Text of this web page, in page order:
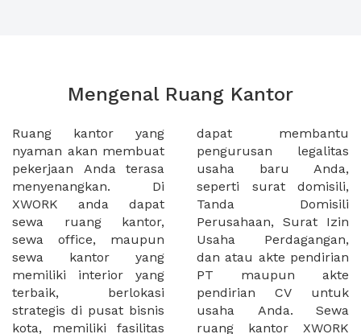
Mengenal Ruang Kantor
Ruang kantor yang
nyaman akan membuat
pekerjaan Anda terasa
menyenangkan. Di
XWORK anda dapat
sewa ruang kantor,
sewa office, maupun
sewa kantor yang
memiliki interior yang
terbaik, berlokasi
strategis di pusat bisnis
kota, memiliki fasilitas
dapat membantu
pengurusan legalitas
usaha baru Anda,
seperti surat domisili,
Tanda Domisili
Perusahaan, Surat Izin
Usaha Perdagangan,
dan atau akte pendirian
PT maupun akte
pendirian CV untuk
usaha Anda. Sewa
ruang kantor XWORK